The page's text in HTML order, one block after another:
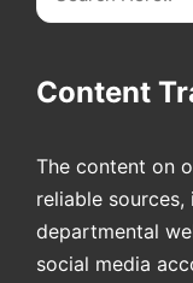
Content
The content on
reliable sources,
departmental
social media